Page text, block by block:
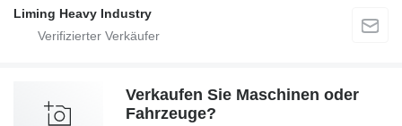
Liming Heavy Industry
Verkaufen Sie Maschinen oder
Fahrzeuge?